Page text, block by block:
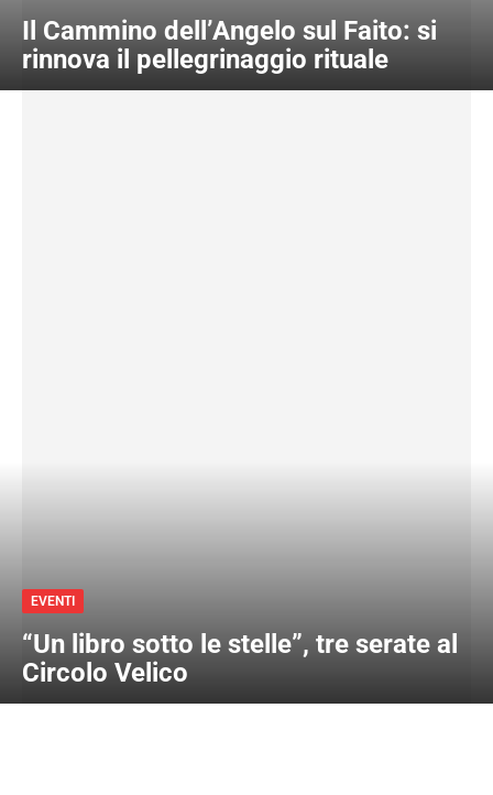
Il Cammino dell’Angelo sul Faito: si
rinnova il pellegrinaggio rituale
EVENTI
“Un libro sotto le stelle”, tre serate al
Circolo Velico